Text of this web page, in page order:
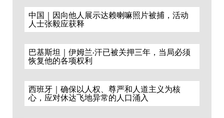
中国｜因向他人展示达赖喇嘛照片被捕，活动
人士张毅应获释
巴基斯坦｜伊姆兰·汗已被关押三年，当局必须
恢复他的各项权利
西班牙｜确保以人权、尊严和人道主义为核
心，应对休达飞地异常的人口涌入